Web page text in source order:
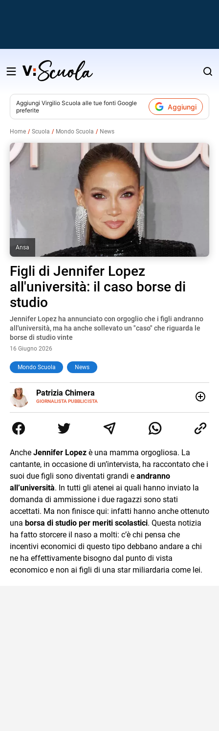
Salta
contenuto
Aggiungi Virgilio Scuola alle tue fonti Google
preferite
Aggiungi
Home Scuola Mondo Scuola News
Ansa
Figli di Jennifer Lopez
all'università: il caso borse di
studio
Jennifer Lopez ha annunciato con orgoglio che i figli andranno
all'università, ma ha anche sollevato un "caso" che riguarda le
borse di studio vinte
16 Giugno 2026
Mondo Scuola News
Patrizia Chimera
GIORNALISTA PUBBLICISTA
E-
MAIL
LINKEDIN
collaborato con grandi gruppi editoriali e agenzie di
comunicazione specializzandosi nella scrittura di articoli
Anche Jennifer Lopez è una mamma orgogliosa. La
cantante, in occasione di un’intervista, ha raccontato che i
suoi due figli sono diventati grandi e andranno
all’università. In tutti gli atenei ai quali hanno inviato la
domanda di ammissione i due ragazzi sono stati
accettati. Ma non finisce qui: infatti hanno anche ottenuto
una borsa di studio per meriti scolastici. Questa notizia
ha fatto storcere il naso a molti: c’è chi pensa che
incentivi economici di questo tipo debbano andare a chi
ne ha effettivamente bisogno dal punto di vista
economico e non ai figli di una star miliardaria come lei.